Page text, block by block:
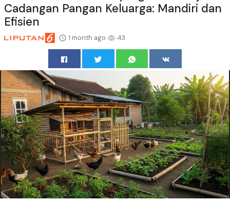
Cadangan Pangan Keluarga: Mandiri dan
Efisien
1 month ago 43